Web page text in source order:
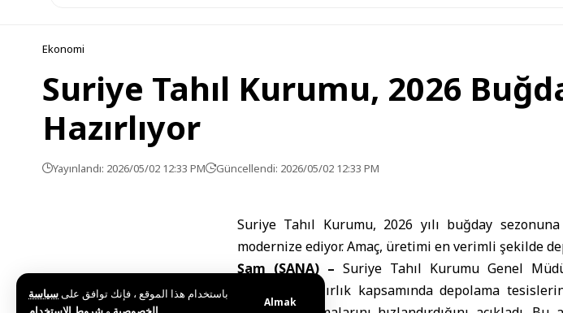
باستخدام هذا الموقع ، فإنك توافق علىسياسة
Almak
Ekonomi
Suriye Tahıl Kurumu, 2026
Hazırlıyor
Yayınlandı: 2026/05/02 12:33 PM Güncellendi: 2026/05/02 12:33 PM
Suriye Tahıl Kurumu, 2026 yılı buğday
modernize ediyor. Amaç, üretimi en verimli şekilde
Şam (SANA) – Suriye Tahıl Kurumu Genel
sezonuna hazırlık kapsamında depolama